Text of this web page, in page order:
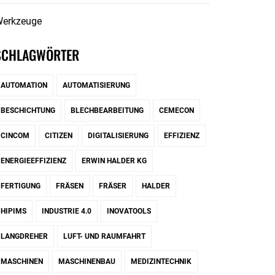
AUTOMATION AUTOMATISIERUNG
BESCHICHTUNG BLECHBEARBEITUNG CEMECON
CINCOM CITIZEN DIGITALISIERUNG EFFIZIENZ
ENERGIEEFFIZIENZ ERWIN HALDER KG
FERTIGUNG FRÄSEN FRÄSER HALDER
HIPIMS INDUSTRIE 4.0 INOVATOOLS
LANGDREHER LUFT- UND RAUMFAHRT
MASCHINEN MASCHINENBAU MEDIZINTECHNIK